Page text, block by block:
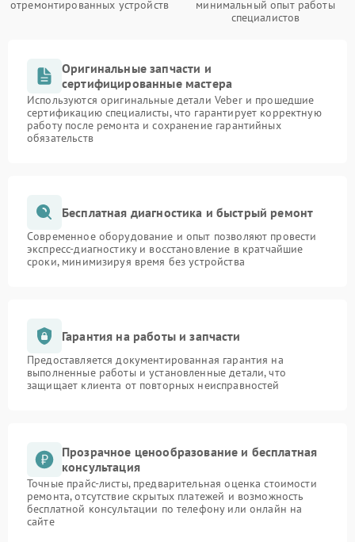
отремонтированных устройств
минимальный опыт работы
специалистов
Оригинальные запчасти и
сертифицированные мастера
Используются оригинальные детали Veber и прошедшие
сертификацию специалисты, что гарантирует корректную
работу после ремонта и сохранение гарантийных
обязательств
Бесплатная диагностика и быстрый ремонт
Современное оборудование и опыт позволяют провести
экспресс-диагностику и восстановление в кратчайшие
сроки, минимизируя время без устройства
Гарантия на работы и запчасти
Предоставляется документированная гарантия на
выполненные работы и установленные детали, что
защищает клиента от повторных неисправностей
Прозрачное ценообразование и бесплатная
консультация
Точные прайс-листы, предварительная оценка стоимости
ремонта, отсутствие скрытых платежей и возможность
бесплатной консультации по телефону или онлайн на
сайте